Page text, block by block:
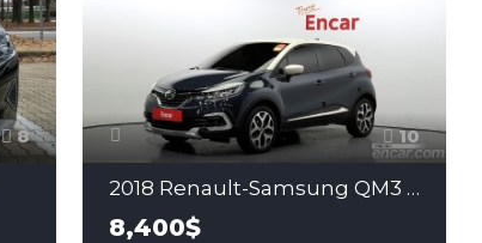
8 10
2018 Renault-Samsung QM3 1.5
8,400$